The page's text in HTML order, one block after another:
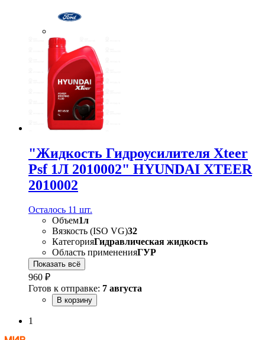
"Жидкость Гидроусилителя Xteer
Psf 1Л 2010002" HYUNDAI XTEER
2010002
Осталось 11 шт.
Объем1л
Вязкость (ISO VG)32
КатегорияГидравлическая жидкость
Область примененияГУР
Показать всё
960 ₽
Готов к отправке: 7 августа
В корзину
1